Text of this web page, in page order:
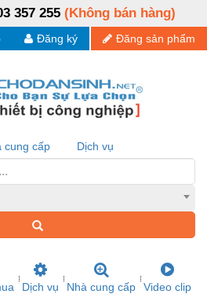
357 255 (Không bán hàng)
Đăng sản phẩm
Đăng ký
cung cấp Dịch vụ
Dịch vụ Nhà cung cấp Video clip